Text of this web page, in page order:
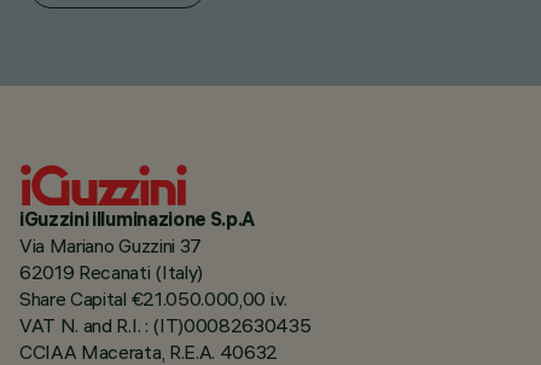
iGuzzini illuminazione S.p.A
Via Mariano Guzzini 37
62019 Recanati (Italy)
Share Capital €21.050.000,00 i.v.
VAT N. and R.I. : (IT)00082630435
CCIAA Macerata, R.E.A. 40632